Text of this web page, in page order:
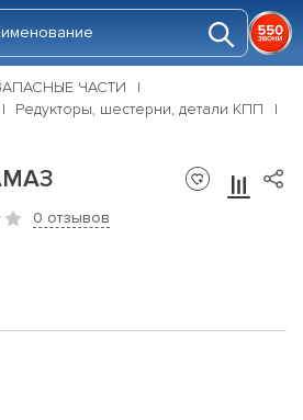
ЧАСТИ
Редукторы, шестерни, детали КПП
0 отзывов